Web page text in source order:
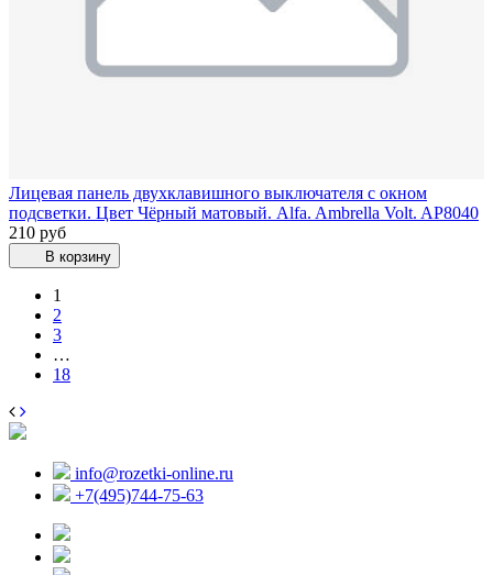
Лицевая панель двухклавишного выключателя с окном
подсветки. Цвет Чёрный матовый. Alfa. Ambrella Volt. AP8040
210 руб
В корзину
1
2
3
…
18
info@rozetki-online.ru
+7(495)744-75-63